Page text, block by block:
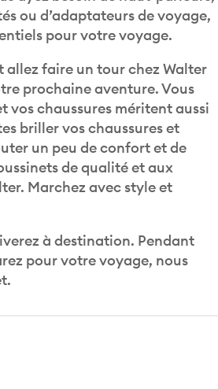
ou d’adaptateurs de voyage,
pour votre voyage.
allez faire un tour chez Walter
prochaine aventure. Vous
vos chaussures méritent aussi
briller vos chaussures et
un peu de confort et de
de qualité et aux
Marchez avec style et
à destination. Pendant
pour votre voyage, nous